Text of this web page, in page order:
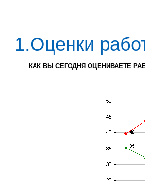
1.Оценки
КАК ВЫ СЕГОДНЯ ОЦЕНИВАЕТЕ